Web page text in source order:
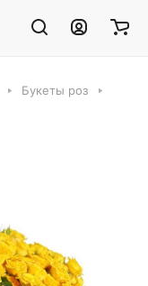
Букеты роз